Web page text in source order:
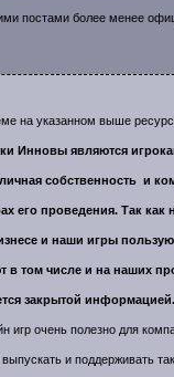
постами более менее
на указанном выше
Инновы являются
собственность и
его проведения. Так как
и наши игры
в том числе и на наших
закрытой информацией.
игр очень полезно для
и поддерживать